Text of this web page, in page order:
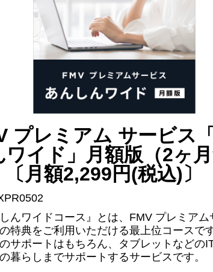
プレミアム サービス
ワイド」月額版（2ヶ
月額2,299円(税込)〕
しんワイドコース』とは、FMV プレミアム
特典をご利用いただける最上位コースで
サポートはもちろん、タブレットなどのIT
暮らしまでサポートするサービスです。